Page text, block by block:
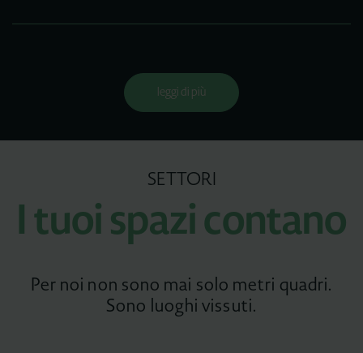
leggi di più
SETTORI
I tuoi spazi contano
Per noi non sono mai solo metri quadri.
Sono luoghi vissuti.